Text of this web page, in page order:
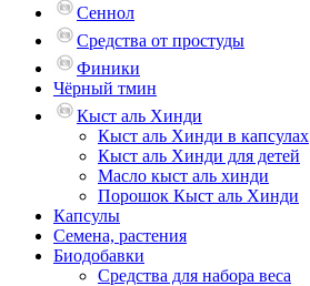
Сеннол
Средства от простуды
Финики
Чёрный тмин
Кыст аль Хинди
Кыст аль Хинди в капсулах
Кыст аль Хинди для детей
Масло кыст аль хинди
Порошок Кыст аль Хинди
Капсулы
Семена, растения
Биодобавки
Средства для набора веса